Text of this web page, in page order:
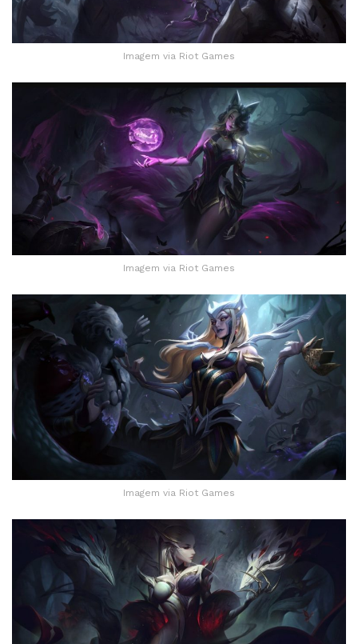
Imagem via Riot Games
Imagem via Riot Games
Imagem via Riot Games